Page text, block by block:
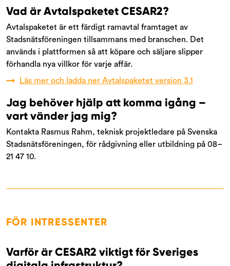
Vad är Avtalspaketet CESAR2?
Avtalspaketet är ett färdigt ramavtal framtaget av
Stadsnätsföreningen tillsammans med branschen. Det
används i plattformen så att köpare och säljare slipper
förhandla nya villkor för varje affär.
→
Läs mer och ladda ner Avtalspaketet version 3.1
Jag behöver hjälp att komma igång –
vart vänder jag mig?
Kontakta Rasmus Rahm, teknisk projektledare på Svenska
Stadsnätsföreningen, för rådgivning eller utbildning på 08–
21 47 10.
FÖR INTRESSENTER
Varför är CESAR2 viktigt för Sveriges